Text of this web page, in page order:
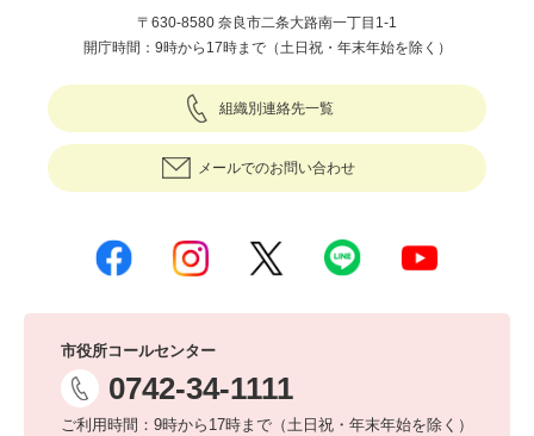
〒630-8580 奈良市二条大路南一丁目1-1
開庁時間：9時から17時まで（土日祝・年末年始を除く）
組織別連絡先一覧
メールでのお問い合わせ
市役所コールセンター
0742-34-1111
ご利用時間：9時から17時まで（土日祝・年末年始を除く）